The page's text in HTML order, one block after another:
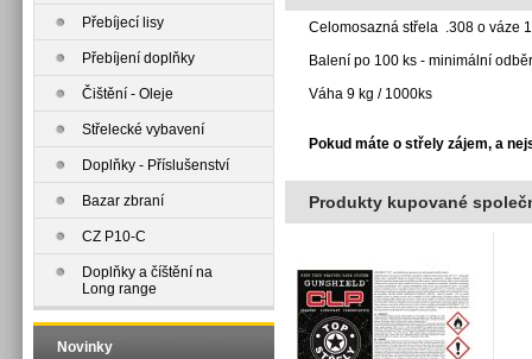
Přebíjecí lisy
Přebíjení doplňky
Čištění - Oleje
Střelecké vybavení
Doplňky - Příslušenství
Bazar zbraní
CZ P10-C
Doplňky a číštění na
Long range
Novinky
Celomosazná střela .308 o váze
Balení po 100 ks - minimální
Váha 9 kg / 1000ks
Pokud máte o střely zájem, a
Produkty kupované